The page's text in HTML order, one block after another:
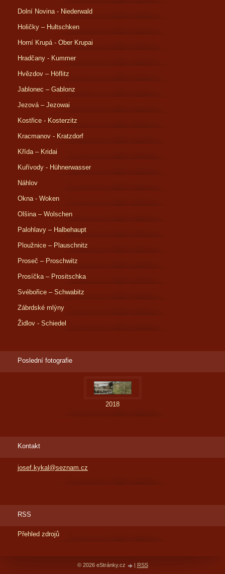
Dolní Novina - Niederwald
Holičky – Hultschken
Horní Krupá - Ober Krupai
Hradčany - Kummer
Hvězdov – Höflitz
Jablonec – Gablonz
Jezová – Jezowai
Kostřice - Kosterzitz
Kracmanov - Kratzdorf
Křída – Kridai
Kuřívody - Hühnerwasser
Náhlov
Okna - Woken
Olšina – Wolschen
Palohlavy – Halbehaupt
Ploužnice – Plauschnitz
Proseč – Proschwitz
Prosíčka – Prositschka
Svébořice – Schwabitz
Zábrdské mlýny
Židlov - Schiedel
Poslední fotografie
2018
Kontakt
josef.kykal@seznam.cz
RSS
Přehled zdrojů
© 2026 eStránky.cz | RSS